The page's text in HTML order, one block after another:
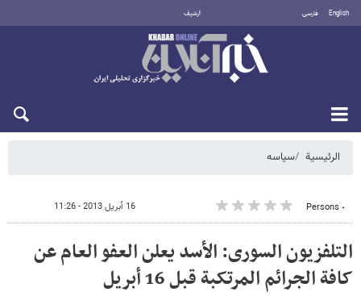
English فارسی أرشيف
الرئيسية سیاسه
٠ Persons 16 أبريل 2013 - 11:26
التلفزیون السوری: الأسد یعلن العفو العام عن
کافة الجرائم المرتکبة قبل 16 أبریل